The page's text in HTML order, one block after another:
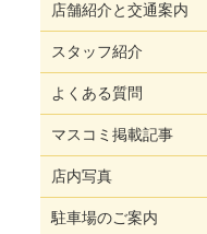
店舗紹介と交通案内
スタッフ紹介
よくある質問
マスコミ掲載記事
店内写真
駐車場のご案内